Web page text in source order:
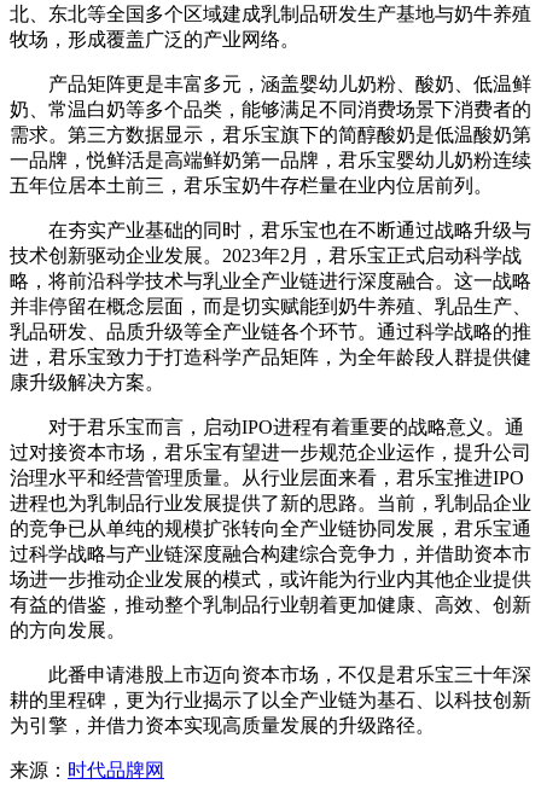
北、东北等全国多个区域建成乳制品研发生产基地与奶牛养殖
牧场，形成覆盖广泛的产业网络。
产品矩阵更是丰富多元，涵盖婴幼儿奶粉、酸奶、低温鲜
奶、常温白奶等多个品类，能够满足不同消费场景下消费者的
需求。第三方数据显示，君乐宝旗下的简醇酸奶是低温酸奶第
一品牌，悦鲜活是高端鲜奶第一品牌，君乐宝婴幼儿奶粉连续
五年位居本土前三，君乐宝奶牛存栏量在业内位居前列。
在夯实产业基础的同时，君乐宝也在不断通过战略升级与
技术创新驱动企业发展。2023年2月，君乐宝正式启动科学战
略，将前沿科学技术与乳业全产业链进行深度融合。这一战略
并非停留在概念层面，而是切实赋能到奶牛养殖、乳品生产、
乳品研发、品质升级等全产业链各个环节。通过科学战略的推
进，君乐宝致力于打造科学产品矩阵，为全年龄段人群提供健
康升级解决方案。
对于君乐宝而言，启动IPO进程有着重要的战略意义。通
过对接资本市场，君乐宝有望进一步规范企业运作，提升公司
治理水平和经营管理质量。从行业层面来看，君乐宝推进IPO
进程也为乳制品行业发展提供了新的思路。当前，乳制品企业
的竞争已从单纯的规模扩张转向全产业链协同发展，君乐宝通
过科学战略与产业链深度融合构建综合竞争力，并借助资本市
场进一步推动企业发展的模式，或许能为行业内其他企业提供
有益的借鉴，推动整个乳制品行业朝着更加健康、高效、创新
的方向发展。
此番申请港股上市迈向资本市场，不仅是君乐宝三十年深
耕的里程碑，更为行业揭示了以全产业链为基石、以科技创新
为引擎，并借力资本实现高质量发展的升级路径。
来源： 时代品牌网